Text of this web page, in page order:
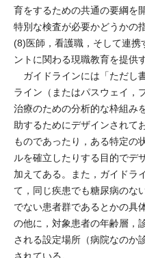
育をするための共通の要綱を
特別な検査が必要かどうかの
(8)医師，看護職，そして連携
ントに関わる現職教育を提供
ガイドラインには「ただし
ライン（またはパスウェイ，
治療のための分析的な枠組み
助するためにデザインされて
ものであったり，ある特定の
ルを確立したりする目的でデ
加えてある。また，ガイドラ
て，同じ疾患でも糖尿病のな
でない患者群であるとかの具
の他に，対象患者の年齢層，
される設定場所（病院なのか